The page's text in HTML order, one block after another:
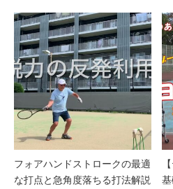
フォアハンドストロークの最適
な打点と急角度落ちる打法解説